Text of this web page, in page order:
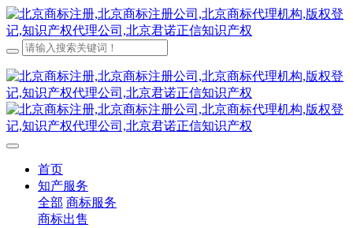
首页
知产服务
全部 商标服务
商标出售